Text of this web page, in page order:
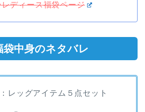
ディース福袋ページ
中身のネタバレ
：レッグアイテム５点セット